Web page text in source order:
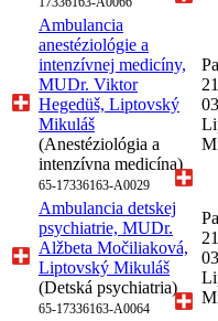
Ambulancia
anestéziológie a
intenzívnej medicíny,
MUDr. Viktor
Hegedüš, Liptovský
Mikuláš
(Anestéziológia a
intenzívna medicína)
65-17336163-A0029
Ambulancia detskej
psychiatrie, MUDr.
Alžbeta Močiliaková,
Liptovský Mikuláš
(Detská psychiatria)
65-17336163-A0064